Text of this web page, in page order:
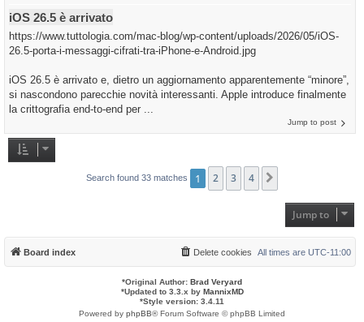
iOS 26.5 è arrivato
https://www.tuttologia.com/mac-blog/wp-content/uploads/2026/05/iOS-
26.5-porta-i-messaggi-cifrati-tra-iPhone-e-Android.jpg
iOS 26.5 è arrivato e, dietro un aggiornamento apparentemente “minore”,
si nascondono parecchie novità interessanti. Apple introduce finalmente
la crittografia end-to-end per ...
Jump to post
Search found 33 matches 1 2 3 4
Jump to
Board index All times are UTC-11:00
Delete cookies
*Original Author: Brad Veryard
*Updated to 3.3.x by MannixMD
*Style version: 3.4.11
Powered by phpBB® Forum Software © phpBB Limited